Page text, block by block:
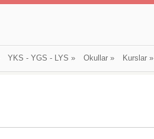
YKS - YGS - LYS » Okullar» Kurslar»